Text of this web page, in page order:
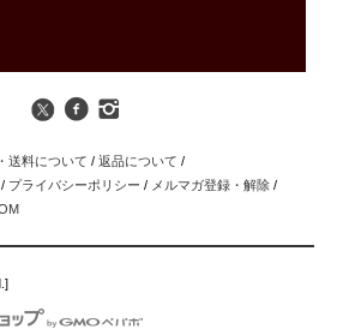
送料について / 返品について /
/ プライバシーポリシー / メルマガ登録・解除 /